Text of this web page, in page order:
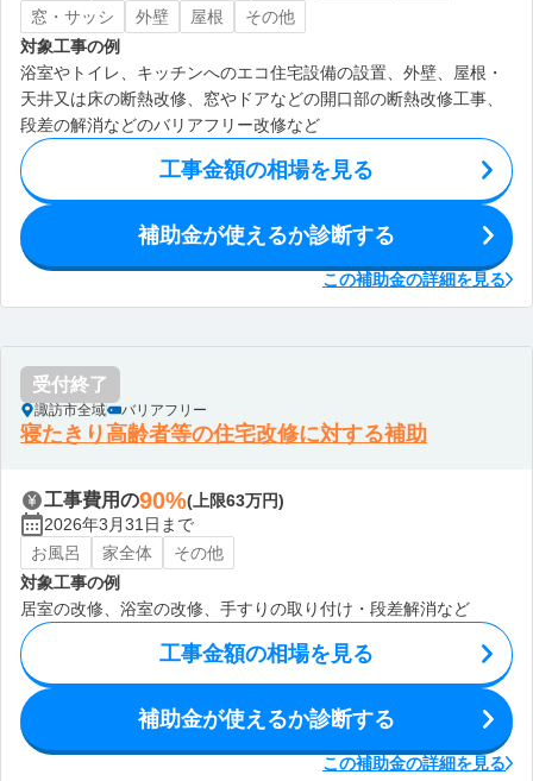
窓・サッシ
外壁 屋根
その他
対象工事の例
浴室やトイレ、キッチンへのエコ住宅設備の設置、外壁、屋根・
天井又は床の断熱改修、窓やドアなどの開口部の断熱改修工事、
段差の解消などのバリアフリー改修など
工事金額の相場を見る
補助金が使えるか診断する
この補助金の詳細を見る
受付終了
諏訪市全域 バリアフリー
寝たきり高齢者等の住宅改修に対する補助
工事費用の90%(上限63万円)
2026年3月31日まで
お風呂
家全体
その他
対象工事の例
居室の改修、浴室の改修、手すりの取り付け・段差解消など
工事金額の相場を見る
補助金が使えるか診断する
この補助金の詳細を見る